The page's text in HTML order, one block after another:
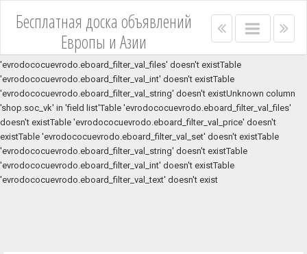
'evrodococuevrodo.eboard_filter_val_price' doesn't existTable
'evrodococuevrodo.eboard_filter_val_price' doesn't existTable
'evrodococuevrodo.eboard_filter_val_set' doesn't existTable
'evrodococuevrodo.eboard_filter_val_files' doesn't existTable
'evrodococuevrodo.eboard_filter_val_int' doesn't existTable
'evrodococuevrodo.eboard_filter_val_string' doesn't existUnknown column
'shop.soc_vk' in 'field list'Table 'evrodococuevrodo.eboard_filter_val_files'
doesn't existTable 'evrodococuevrodo.eboard_filter_val_price' doesn't
existTable 'evrodococuevrodo.eboard_filter_val_set' doesn't existTable
'evrodococuevrodo.eboard_filter_val_string' doesn't existTable
'evrodococuevrodo.eboard_filter_val_int' doesn't existTable
'evrodococuevrodo.eboard_filter_val_text' doesn't exist
Бесплатная доска объявлений
Европы и Азии
Left
bar
Main
menu
Right
menu
bar